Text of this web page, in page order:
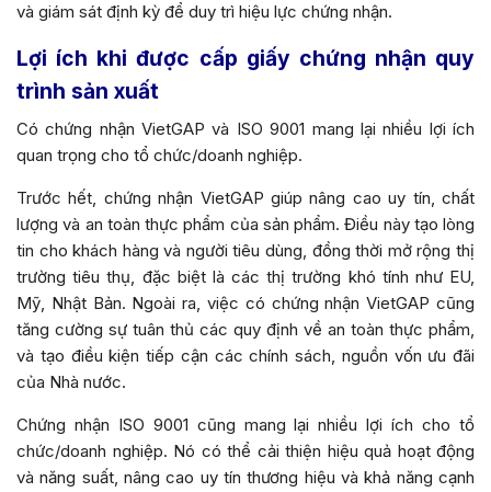
và giám sát định kỳ để duy trì hiệu lực chứng nhận.
Lợi ích khi được cấp giấy chứng nhận quy
trình sản xuất
Có chứng nhận VietGAP và ISO 9001 mang lại nhiều lợi ích
quan trọng cho tổ chức/doanh nghiệp.
Trước hết, chứng nhận VietGAP giúp nâng cao uy tín, chất
lượng và an toàn thực phẩm của sản phẩm. Điều này tạo lòng
tin cho khách hàng và người tiêu dùng, đồng thời mở rộng thị
trường tiêu thụ, đặc biệt là các thị trường khó tính như EU,
Mỹ, Nhật Bản. Ngoài ra, việc có chứng nhận VietGAP cũng
tăng cường sự tuân thủ các quy định về an toàn thực phẩm,
và tạo điều kiện tiếp cận các chính sách, nguồn vốn ưu đãi
của Nhà nước.
Chứng nhận ISO 9001 cũng mang lại nhiều lợi ích cho tổ
chức/doanh nghiệp. Nó có thể cải thiện hiệu quả hoạt động
và năng suất, nâng cao uy tín thương hiệu và khả năng cạnh